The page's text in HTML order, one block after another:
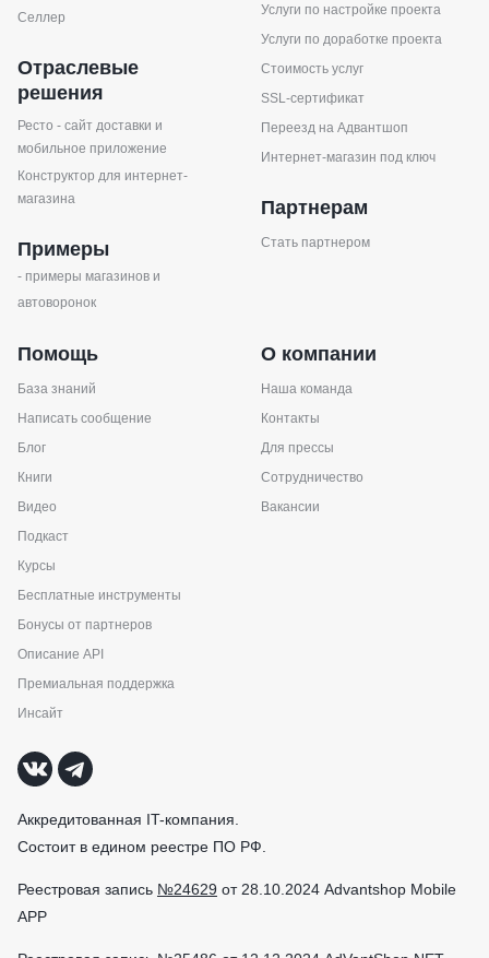
Селлер
Отраслевые
решения
Ресто - сайт доставки и
мобильное приложение
Конструктор для интернет-
магазина
Примеры
- примеры магазинов и
автоворонок
Услуги по настройке проекта
Услуги по доработке проекта
Стоимость услуг
SSL-сертификат
Переезд на Адвантшоп
Интернет-магазин под ключ
Партнерам
Стать партнером
Помощь
База знаний
Написать сообщение
Блог
Книги
Видео
Подкаст
Курсы
Бесплатные инструменты
Бонусы от партнеров
Описание API
Премиальная поддержка
Инсайт
О компании
Наша команда
Контакты
Для прессы
Сотрудничество
Вакансии
Аккредитованная IT-компания.
Состоит в едином реестре ПО РФ.
Реестровая запись №24629 от 28.10.2024 Advantshop Mobile
APP